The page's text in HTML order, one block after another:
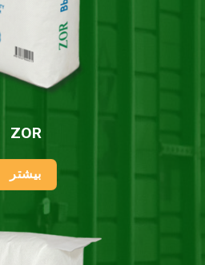
ZOR
بیشتر